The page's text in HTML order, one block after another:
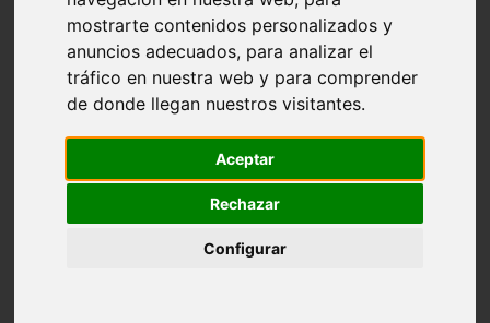
mostrarte contenidos personalizados y
anuncios adecuados, para analizar el
tráfico en nuestra web y para comprender
de donde llegan nuestros visitantes.
Aceptar
Rechazar
Configurar
comportamiento
protagonistas
reptiles
abandono
adopci n
ferias
higiene
acuario